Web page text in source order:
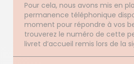
Pour cela, nous avons mis en
permanence téléphonique
moment pour répondre à vos
trouverez le numéro de cette
livret d’accueil remis lors de la